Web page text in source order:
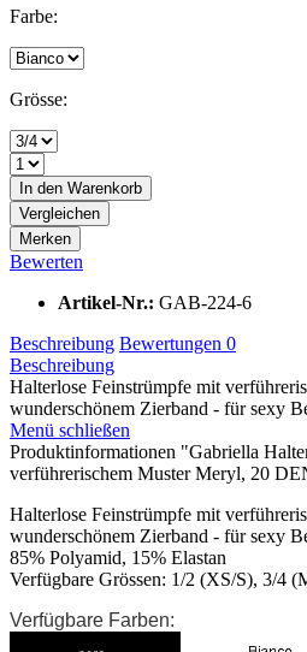
Farbe:
Grösse:
In den Warenkorb
Vergleichen
Merken
Bewerten
Artikel-Nr.: GAB-224-6
Beschreibung Bewertungen 0
Beschreibung
Halterlose Feinstrümpfe mit
wunderschönem Zierband - für sexy
Menü schließen
Produktinformationen "Gabriella
verführerischem Muster Meryl, 20
Halterlose Feinstrümpfe mit
wunderschönem Zierband - für sexy
85% Polyamid, 15% Elastan
Verfügbare Grössen: 1/2 (XS/S), 3/4
Verfügbare Farben: